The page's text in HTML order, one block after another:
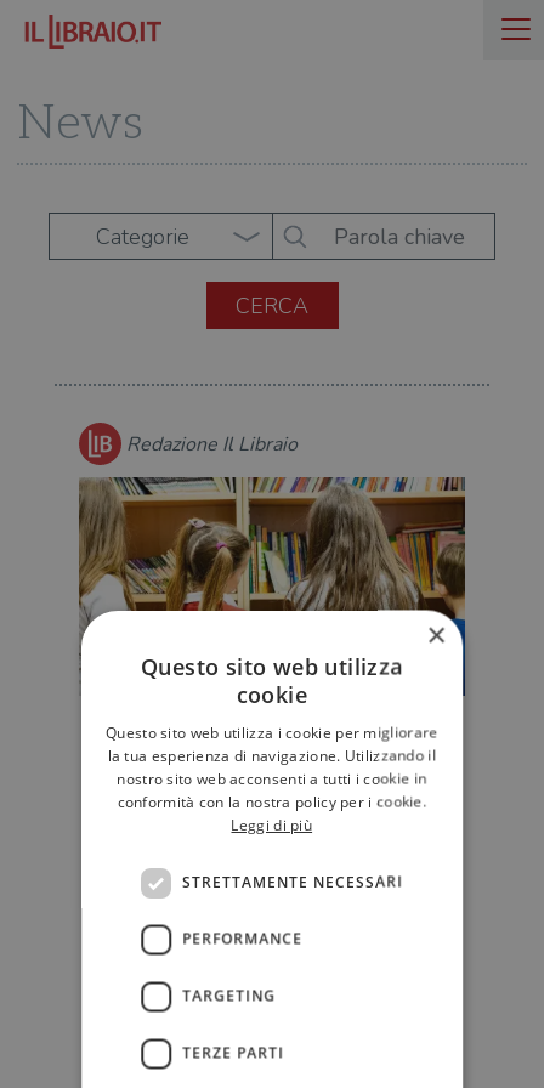
News
Categorie
Redazione Il Libraio
"Nascere con i libri": i finalisti del
Premio Nazionale Nati per
Leggere 2026
Annunciate le terne dei finalisti per
concorso Nati per leggere…
EDITORIA
×
Questo sito web utilizza
cookie
Questo sito web utilizza i cookie per migliorare
la tua esperienza di navigazione. Utilizzando il
nostro sito web acconsenti a tutti i cookie in
conformità con la nostra policy per i cookie.
Leggi di più
STRETTAMENTE NECESSARI
PERFORMANCE
TARGETING
TERZE PARTI